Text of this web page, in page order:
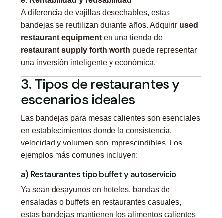
A diferencia de vajillas desechables, estas
bandejas se reutilizan durante años. Adquirir used
restaurant equipment en una tienda de
restaurant supply forth worth puede representar
una inversión inteligente y económica.
3. Tipos de restaurantes y
escenarios ideales
Las bandejas para mesas calientes son esenciales
en establecimientos donde la consistencia,
velocidad y volumen son imprescindibles. Los
ejemplos más comunes incluyen:
a) Restaurantes tipo buffet y autoservicio
Ya sean desayunos en hoteles, bandas de
ensaladas o buffets en restaurantes casuales,
estas bandejas mantienen los alimentos calientes